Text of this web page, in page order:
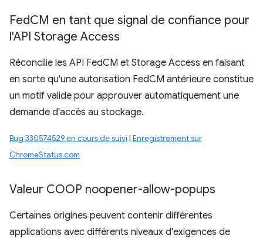
FedCM en tant que signal de confiance pour
l'API Storage Access
Réconcilie les API FedCM et Storage Access en faisant
en sorte qu'une autorisation FedCM antérieure constitue
un motif valide pour approuver automatiquement une
demande d'accès au stockage.
Bug 330574529 en cours de suivi | Enregistrement sur
ChromeStatus.com
Valeur COOP noopener-allow-popups
Certaines origines peuvent contenir différentes
applications avec différents niveaux d'exigences de